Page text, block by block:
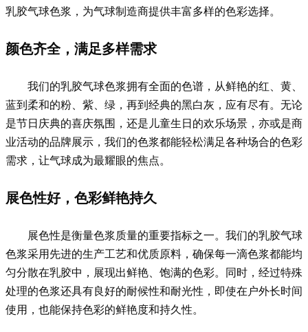
乳胶气球色浆，为气球制造商提供丰富多样的色彩选择。
颜色齐全，满足多样需求
我们的乳胶气球色浆拥有全面的色谱，从鲜艳的红、黄、
蓝到柔和的粉、紫、绿，再到经典的黑白灰，应有尽有。无论
是节日庆典的喜庆氛围，还是儿童生日的欢乐场景，亦或是商
业活动的品牌展示，我们的色浆都能轻松满足各种场合的色彩
需求，让气球成为最耀眼的焦点。
展色性好，色彩鲜艳持久
展色性是衡量色浆质量的重要指标之一。我们的乳胶气球
色浆采用先进的生产工艺和优质原料，确保每一滴色浆都能均
匀分散在乳胶中，展现出鲜艳、饱满的色彩。同时，经过特殊
处理的色浆还具有良好的耐候性和耐光性，即使在户外长时间
使用，也能保持色彩的鲜艳度和持久性。